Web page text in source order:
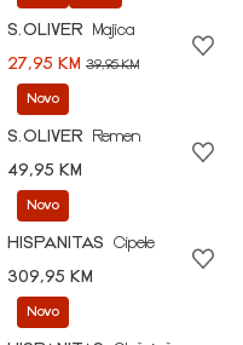
S.OLIVER
Majica
27,95 KM 39,95 KM
Novo
S.OLIVER
Remen
49,95 KM
Novo
HISPANITAS
Cipele
309,95 KM
Novo